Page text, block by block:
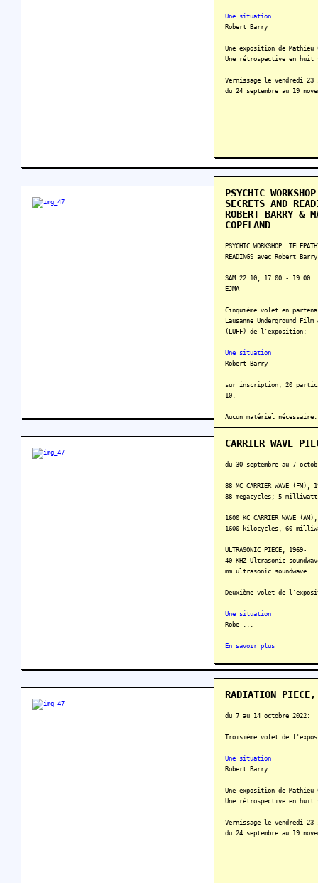
Une situation
Robert Barry
Une exposition de
Une rétrospective en huit
Vernissage le vendredi 23
du 24 septembre au 19
PSYCHIC
SECRETS AND
ROBERT BARRY &
COPELAND
PSYCHIC WORKSHOP:
READINGS avec Robert
SAM 22.10, 17:00 - 19:00
EJMA
Cinquième volet en
Lausanne Underground
(LUFF) de l'exposition:
Une situation
Robert Barry
sur inscription, 20
10.-
Aucun matériel
CARRIER WAVE
du 30 septembre au 7
88 MC CARRIER WAVE (FM),
88 megacycles; 5
1600 KC CARRIER WAVE
1600 kilocycles, 60
ULTRASONIC PIECE, 1969-
40 KHZ Ultrasonic
mm ultrasonic soundwave
Deuxième volet de
Une situation
Robe ...
En savoir plus
RADIATION
du 7 au 14 octobre 2022:
Troisième volet de
Une situation
Robert Barry
Une exposition de
Une rétrospective en huit
Vernissage le vendredi 23
du 24 septembre au 19